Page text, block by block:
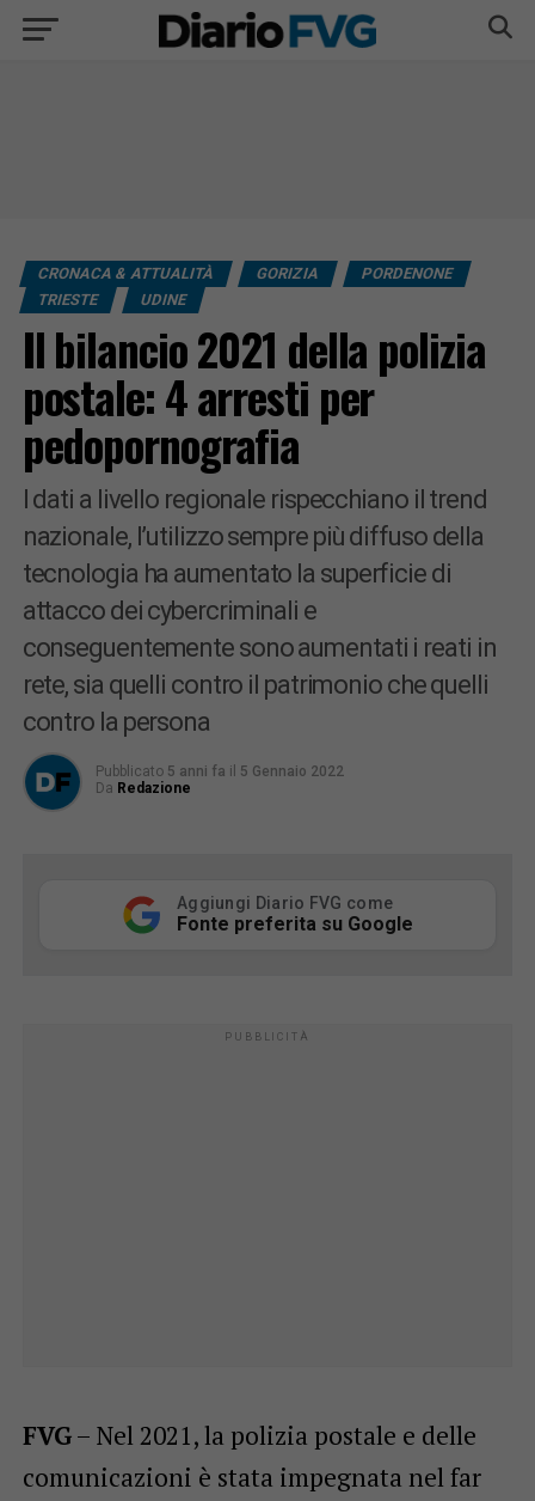
CRONACA & ATTUALITÀ GORIZIA
PORDENONE
TRIESTE
UDINE
Il bilancio 2021 della polizia
postale: 4 arresti per
pedopornografia
I dati a livello regionale rispecchiano il trend
nazionale, l’utilizzo sempre più diffuso della
tecnologia ha aumentato la superficie di
attacco dei cybercriminali e
conseguentemente sono aumentati i reati in
rete, sia quelli contro il patrimonio che quelli
contro la persona
Pubblicato 5 anni fa il 5 Gennaio 2022
Da Redazione
Aggiungi Diario FVG come
Fonte preferita su Google
FVG– Nel 2021, la polizia postale e delle
comunicazioni è stata impegnata nel far